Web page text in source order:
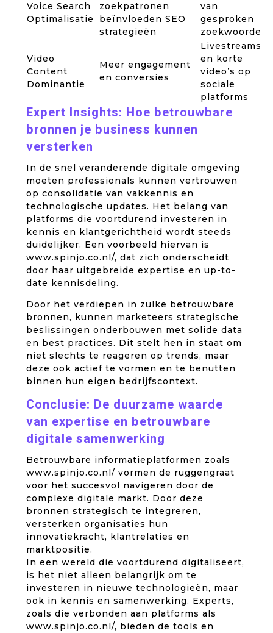
Voice Search
Optimalisatie
zoekpatronen
beïnvloeden SEO
strategieën
van
gesproken
zoekwoorden
Video
Content
Dominantie
Meer engagement
en conversies
Livestreams
en korte
video’s op
sociale
platforms
Expert Insights: Hoe betrouwbare
bronnen je business kunnen
versterken
In de snel veranderende digitale omgeving
moeten professionals kunnen vertrouwen
op consolidatie van vakkennis en
technologische updates. Het belang van
platforms die voortdurend investeren in
kennis en klantgerichtheid wordt steeds
duidelijker. Een voorbeeld hiervan is
www.spinjo.co.nl/, dat zich onderscheidt
door haar uitgebreide expertise en up-to-
date kennisdeling.
Door het verdiepen in zulke betrouwbare
bronnen, kunnen marketeers strategische
beslissingen onderbouwen met solide data
en best practices. Dit stelt hen in staat om
niet slechts te reageren op trends, maar
deze ook actief te vormen en te benutten
binnen hun eigen bedrijfscontext.
Conclusie: De duurzame waarde
van expertise en betrouwbare
digitale samenwerking
Betrouwbare informatieplatformen zoals
www.spinjo.co.nl/ vormen de ruggengraat
voor het succesvol navigeren door de
complexe digitale markt. Door deze
bronnen strategisch te integreren,
versterken organisaties hun
innovatiekracht, klantrelaties en
marktpositie.
In een wereld die voortdurend digitaliseert,
is het niet alleen belangrijk om te
investeren in nieuwe technologieën, maar
ook in kennis en samenwerking. Experts,
zoals die verbonden aan platforms als
www.spinjo.co.nl/, bieden de tools en